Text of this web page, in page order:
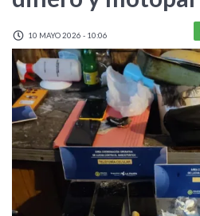
10 MAYO 2026 - 10:06